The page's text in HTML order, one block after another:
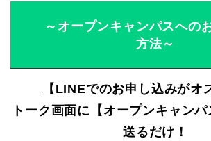
～オープンキャンパスへの
方法～
【LINEでのお申し込みがオ
トーク画面に【オープンキャン
送るだけ！